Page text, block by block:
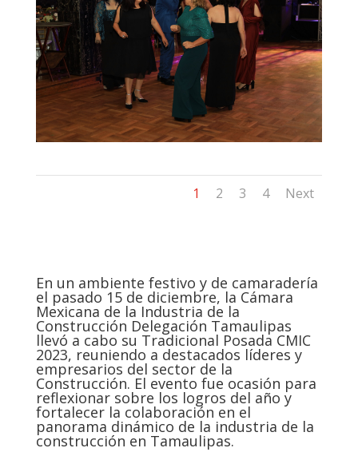
1 2 3 4 Next
En un ambiente festivo y de camaradería
el pasado 15 de diciembre, la Cámara
Mexicana de la Industria de la
Construcción Delegación Tamaulipas
llevó a cabo su Tradicional Posada CMIC
2023, reuniendo a destacados líderes y
empresarios del sector de la
Construcción. El evento fue ocasión para
reflexionar sobre los logros del año y
fortalecer la colaboración en el
panorama dinámico de la industria de la
construcción en Tamaulipas.